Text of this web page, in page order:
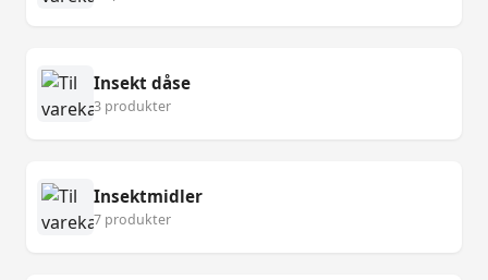
Insekt dåse
3 produkter
Insektmidler
7 produkter